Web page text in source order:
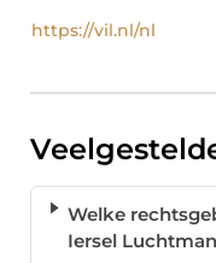
https://vil.nl/nl
Welke
Iersel